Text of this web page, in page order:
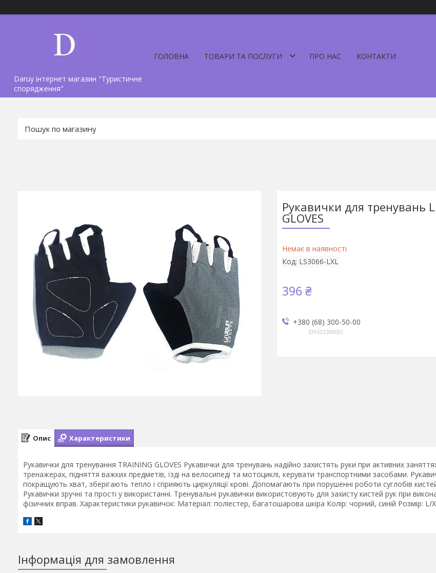
Daruy інтернет магазин "Туристичне
спорядження"
ГОЛОВНА ТОВАРИ ТА ПОСЛУГИ ПРО НАС КОНТАКТИ
Рукавички для тренувань
GLOVES
Немає в наявності
Код: LS3066-LXL
396 ₴
+380 (68) 300-50-00
0952330000
Опис Характеристики
Рукавички для тренування TRAINING GLOVES Рукавички для тренувань надійно захистять руки при активних
тренажерах, підняття важких предметів, їзді на велосипеді та мотоциклі, керувати транспортними засобами.
покращують хват, зберігають тепло і сприяють циркуляції крові. Допомагають при порушенні роботи суглобів
Рукавички зручні та прості у використанні. Тренувальні рукавички використовують для захисту кистей рук при
фізичних вправ. Характеристики рукавичок: Матеріал: поліестер, багатошарова шкіра Колір: чорний, синій Розмір: L/
Інформація для замовлення